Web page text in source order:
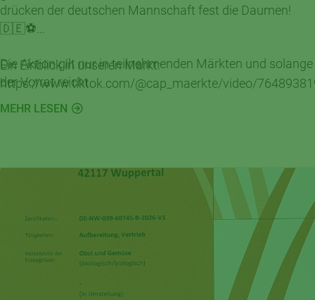
drücken der deutschen Mannschaft fest die Daumen!
🇩🇪⚽
Ein Einblick in unseren Markt:
https://www.tiktok.com/@cap_maerkte/video/
is_from_webapp=1&sender_device=pc
Die Aktion gilt nur in teilnehmenden Märkten und solange
der Vorrat reicht.
MEHR LESEN